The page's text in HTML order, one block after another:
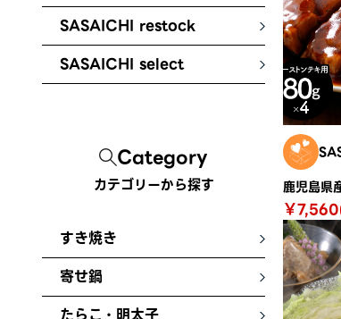
SASAICHI restock
SASAICHI select
Category
カテゴリーから探す
すき焼き
寄せ鍋
￥